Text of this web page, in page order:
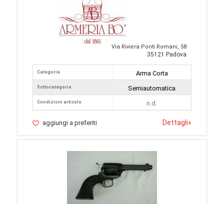
Via Riviera Ponti Romani, 58
35121 Padova
Categoria
Sottocategoria
Condizioni articolo
Arma Corta
Semiautomatica
n.d.
aggiungi a preferiti Dettagli»